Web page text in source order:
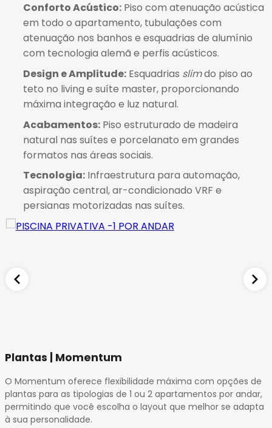
Conforto Acústico: Piso com atenuação acústica
em todo o apartamento, tubulações com
atenuação nos banhos e esquadrias de alumínio
com tecnologia alemã e perfis acústicos.
Design e Amplitude: Esquadrias slimdo piso ao
teto no living e suíte master, proporcionando
máxima integração e luz natural.
Acabamentos: Piso estruturado de madeira
natural nas suítes e porcelanato em grandes
formatos nas áreas sociais.
Tecnologia: Infraestrutura para automação,
aspiração central, ar-condicionado VRF e
persianas motorizadas nas suítes.
Plantas | Momentum
O Momentum oferece flexibilidade máxima com opções de
plantas para as tipologias de 1 ou 2 apartamentos por andar,
permitindo que você escolha o layout que melhor se adapta
à sua personalidade.